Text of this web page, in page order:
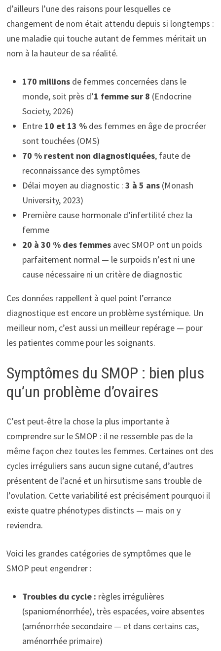
d’ailleurs l’une des raisons pour lesquelles ce
changement de nom était attendu depuis si longtemps :
une maladie qui touche autant de femmes méritait un
nom à la hauteur de sa réalité.
170 millionsde femmes concernées dans le
monde, soit près d’1 femme sur 8 (Endocrine
Society, 2026)
Entre 10 et 13 %des femmes en âge de procréer
sont touchées (OMS)
70 % restent non diagnostiquées, faute de
reconnaissance des symptômes
Délai moyen au diagnostic : 3 à 5 ans(Monash
University, 2023)
Première cause hormonale d’infertilité chez la
femme
20 à 30 % des femmesavec SMOP ont un poids
parfaitement normal — le surpoids n’est ni une
cause nécessaire ni un critère de diagnostic
Ces données rappellent à quel point l’errance
diagnostique est encore un problème systémique. Un
meilleur nom, c’est aussi un meilleur repérage — pour
les patientes comme pour les soignants.
Symptômes du SMOP : bien plus
qu’un problème d’ovaires
C’est peut-être la chose la plus importante à
comprendre sur le SMOP : il ne ressemble pas de la
même façon chez toutes les femmes. Certaines ont des
cycles irréguliers sans aucun signe cutané, d’autres
présentent de l’acné et un hirsutisme sans trouble de
l’ovulation. Cette variabilité est précisément pourquoi il
existe quatre phénotypes distincts — mais on y
reviendra.
Voici les grandes catégories de symptômes que le
SMOP peut engendrer :
Troubles du cycle : règles irrégulières
(spanioménorrhée), très espacées, voire absentes
(aménorrhée secondaire — et dans certains cas,
aménorrhée primaire)